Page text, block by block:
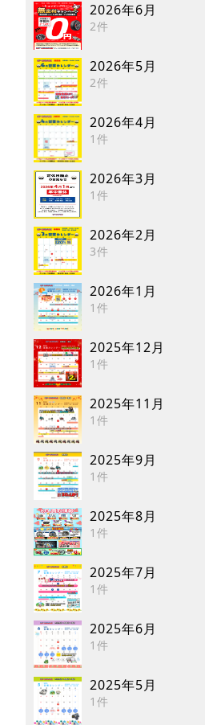
2026年6月
2件
2026年5月
2件
2026年4月
1件
2026年3月
1件
2026年2月
3件
2026年1月
1件
2025年12月
1件
2025年11月
1件
2025年9月
1件
2025年8月
1件
2025年7月
1件
2025年6月
1件
2025年5月
1件